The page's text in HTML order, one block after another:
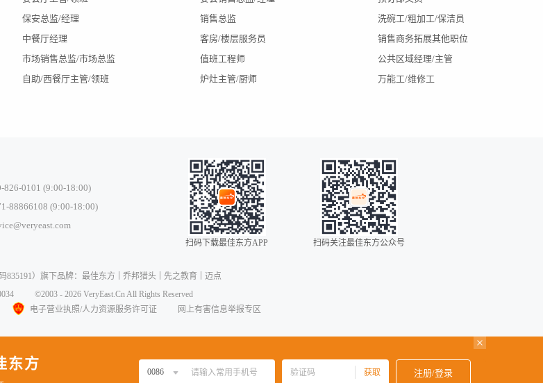
收益。具体合作事宜可致电咨询。
保安总监/经理 销售总监
洗碗工/粗加工/保洁员
中餐厅经理 客房/楼层服务员
销售商务拓展其他职位
市场销售总监/市场总监 值班工程师
公共区域经理/主管
自助/西餐厅主管/领班 炉灶主管/厨师 万能工/维修工
826-0101 (9:00-18:00)
88866108 (9:00-18:00)
扫码下载最佳东方APP 扫码关注最佳东方公众号
835191）旗下品牌： 最佳东方 乔邦猎头 先之教育
迈点
©2003 - 2026 VeryEast.Cn All Rights Reserved
电子营业执照/人力资源服务许可证 网上有害信息举报专区
东方 0086 获取 注册/登录
中国香港
中国澳门 00853
0034